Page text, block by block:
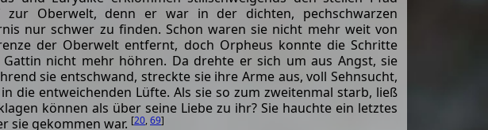
zur Oberwelt, denn er war in der dichten, pechschwarzen
nur schwer zu finden. Schon waren sie nicht mehr weit von
der Oberwelt entfernt, doch Orpheus konnte die Schritte
Gattin nicht mehr höhren. Da drehte er sich um aus Angst, sie
sie entschwand, streckte sie ihre Arme aus, voll Sehnsucht,
entweichenden Lüfte. Als sie so zum zweitenmal starb, ließ
können als über seine Liebe zu ihr? Sie hauchte ein letztes
sie gekommen war. [20,69]